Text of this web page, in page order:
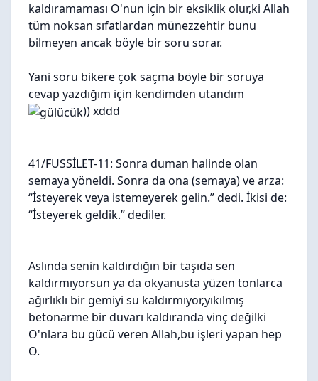
kaldıramaması O'nun için bir eksiklik olur,ki Allah
tüm noksan sıfatlardan münezzehtir bunu
bilmeyen ancak böyle bir soru sorar.
Yani soru bikere çok saçma böyle bir soruya
cevap yazdığım için kendimden utandım
)) xddd
41/FUSSİLET-11: Sonra duman halinde olan
semaya yöneldi. Sonra da ona (semaya) ve arza:
“İsteyerek veya istemeyerek gelin.” dedi. İkisi de:
“İsteyerek geldik.” dediler.
Aslında senin kaldırdığın bir taşıda sen
kaldırmıyorsun ya da okyanusta yüzen tonlarca
ağırlıklı bir gemiyi su kaldırmıyor,yıkılmış
betonarme bir duvarı kaldıranda vinç değilki
O'nlara bu gücü veren Allah,bu işleri yapan hep
O.